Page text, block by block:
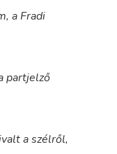
a Fradi
partjelző
a szélről,